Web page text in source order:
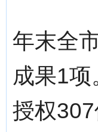
年末全
成果1
授权